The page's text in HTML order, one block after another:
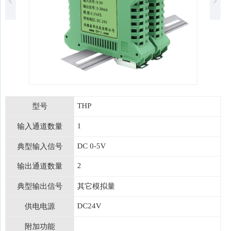
型号 THP
输入通道数量 1
典型输入信号 DC 0-5V
输出通道数量 2
典型输出信号 其它模拟量
供电电源 DC24V
附加功能